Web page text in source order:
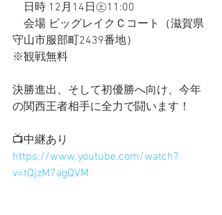
日時 12月14日㊏11:00
会場 ビッグレイクＣコート（滋賀県
守山市服部町2439番地）
※観戦無料
決勝進出、そして初優勝へ向け、今年
の関西王者相手に全力で闘います！
📺中継あり
https://www.youtube.com/watch?
v=tQjzM7agQVM